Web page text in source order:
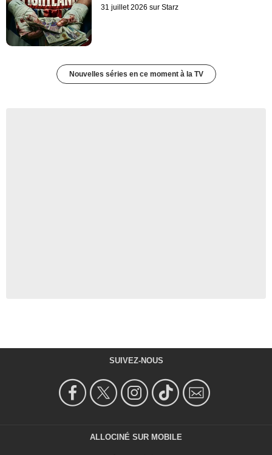
31 juillet 2026 sur Starz
Nouvelles séries en ce moment à la TV
SUIVEZ-NOUS
ALLOCINÉ SUR MOBILE